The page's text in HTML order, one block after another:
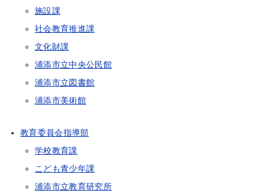
施設課
社会教育推進課
文化財課
浦添市立中央公民館
浦添市立図書館
浦添市美術館
教育委員会指導部
学校教育課
こども青少年課
浦添市立教育研究所